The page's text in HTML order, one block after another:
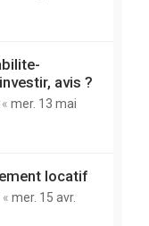
avis ?
« mer. 13 mai
locatif
« mer. 15 avr.